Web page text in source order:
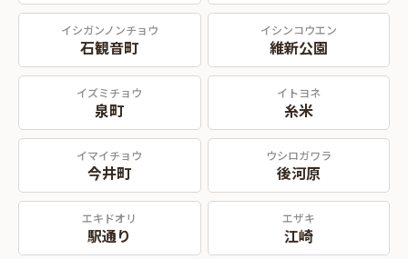
イシガンノンチョウ
石観音町
イシンコウエン
維新公園
イズミチョウ
泉町
イトヨネ
糸米
イマイチョウ
今井町
ウシロガワラ
後河原
エキドオリ
駅通り
エザキ
江崎